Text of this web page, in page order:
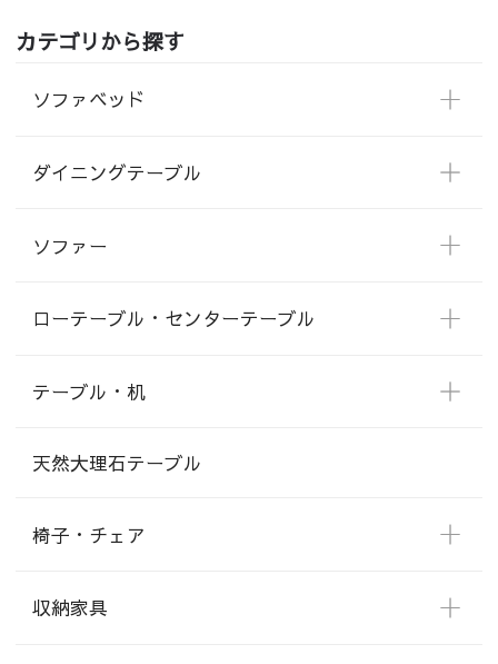
カテゴリから探す
ソファベッド
ダイニングテーブル
ソファー
ローテーブル・センターテーブル
テーブル・机
天然大理石テーブル
椅子・チェア
収納家具